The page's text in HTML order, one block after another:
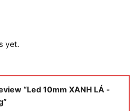
yet.
“Led 10mm XANH LÁ -